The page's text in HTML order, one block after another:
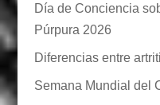
Día de Conciencia
Púrpura 2026
Diferencias entre
Semana Mundial del